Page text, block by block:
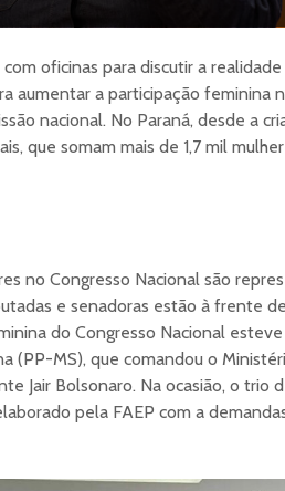
oficinas para discutir a
aumentar a participação feminina
nacional. No Paraná, desde a
que somam mais de 1,7 mil
no Congresso Nacional são
e senadoras estão à frente
do Congresso Nacional
(PP-MS), que comandou o
Jair Bolsonaro. Na ocasião, o trio
pela FAEP com a